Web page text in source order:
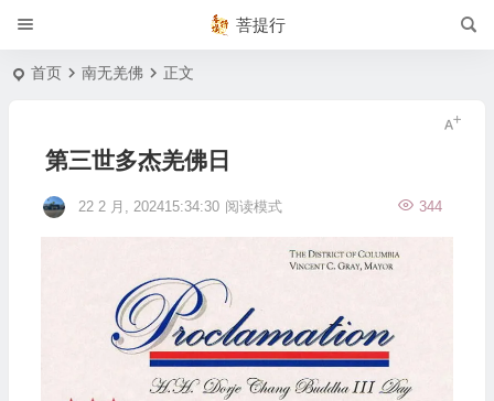
菩提行
首页 南无羌佛 正文
第三世多杰羌佛日
22 2 月, 202415:34:30 344
阅读模式